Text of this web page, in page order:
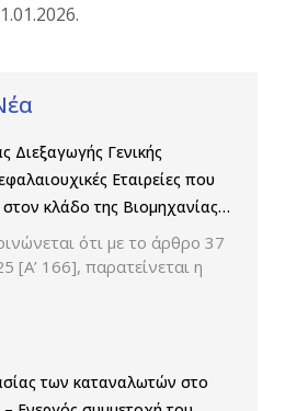
Διεξαγωγής Γενικής
Εταιρείες που
κλάδο της Βιομηχανίας
Φαρμάκωνότι με το άρθρο 37
[Α’ 166], παρατείνεται η
των καταναλωτών στο